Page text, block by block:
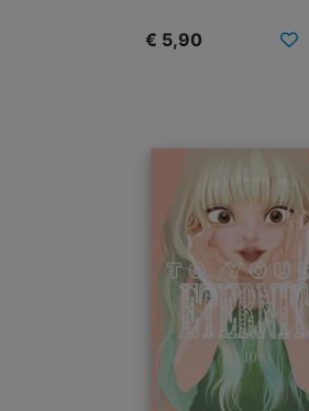
€ 5,90